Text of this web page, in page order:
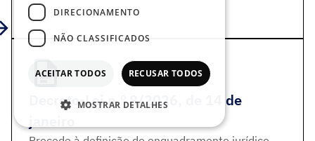
Decreto-Lei n.º 8/2026, de 14 de
DIRECIONAMENTO
NÃO CLASSIFICADOS
ACEITAR TODOS RECUSAR TODOS
MOSTRAR DETALHES